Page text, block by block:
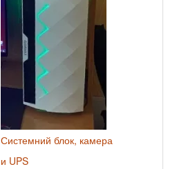
Системний блок, камера
и UPS